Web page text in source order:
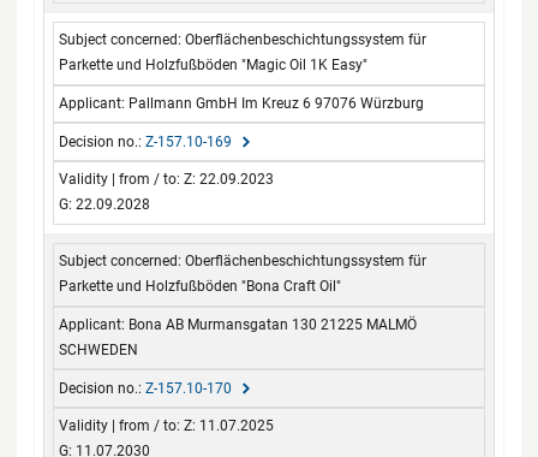
Oberflächenbeschichtungssystem für
Parkette und Holzfußböden "Magic Oil 1K Easy"
Pallmann GmbH Im Kreuz 6 97076 Würzburg
Z-157.10-169
Z: 22.09.2023
G: 22.09.2028
Oberflächenbeschichtungssystem für
Parkette und Holzfußböden "Bona Craft Oil"
Bona AB Murmansgatan 130 21225 MALMÖ
SCHWEDEN
Z-157.10-170
Z: 11.07.2025
G: 11.07.2030